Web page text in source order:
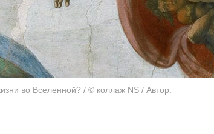
во Вселенной? / © коллаж NS / Автор: